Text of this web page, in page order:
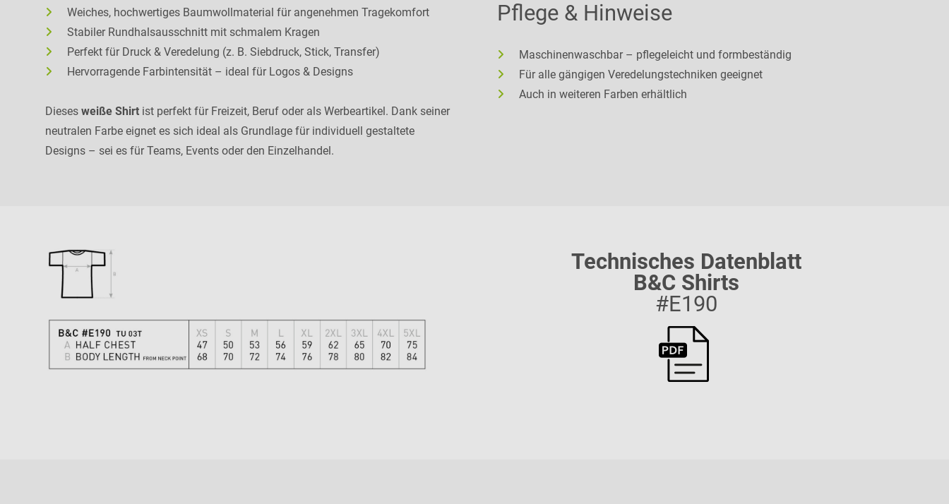
Weiches, hochwertiges Baumwollmaterial für angenehmen Tragekomfort
Stabiler Rundhalsausschnitt mit schmalem Kragen
Perfekt für Druck & Veredelung (z. B. Siebdruck, Stick, Transfer)
Hervorragende Farbintensität – ideal für Logos & Designs
Dieses weiße Shirt ist perfekt für Freizeit, Beruf oder als Werbeartikel. Dank seiner
neutralen Farbe eignet es sich ideal als Grundlage für individuell gestaltete
Designs – sei es für Teams, Events oder den Einzelhandel.
Pflege & Hinweise
Maschinenwaschbar – pflegeleicht und formbeständig
Für alle gängigen Veredelungstechniken geeignet
Auch in weiteren Farben erhältlich
Technisches Datenblatt
B&C Shirts
#E190